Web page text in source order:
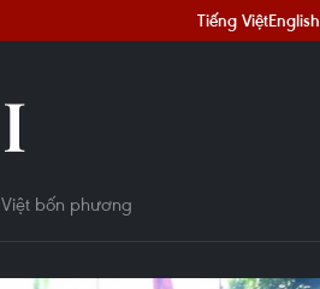
Tiếng ViệtEnglish
bốn phương